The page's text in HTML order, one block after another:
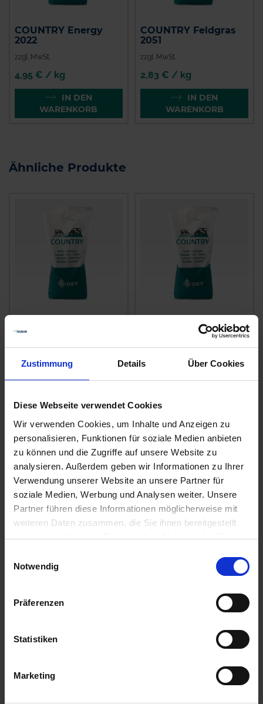
Zustimmung Details Über Cookies
Diese Webseite verwendet Cookies
Wir verwenden Cookies, um Inhalte und Anzeigen zu
personalisieren, Funktionen für soziale Medien anbieten
zu können und die Zugriffe auf unsere Website zu
analysieren. Außerdem geben wir Informationen zu Ihrer
Verwendung unserer Website an unsere Partner für
soziale Medien, Werbung und Analysen weiter. Unsere
Partner führen diese Informationen möglicherweise mit
weiteren Daten zusammen, die Sie ihnen bereitgestellt
haben oder die sie im Rahmen Ihrer Nutzung der Dienste
Notwendig
Präferenzen
Statistiken
Marketing
COUNTRY Energy
2022
zzgl. MwSt.
4,95 € / kg
IN DEN
WARENKORB
COUNTRY Feldgras
2051
zzgl. MwSt.
2,83 € / kg
IN DEN
WARENKORB
Ähnliche Produkte
2002
4,16 € / kg
WARENKORB
COUNTRY Energy
4,93 € / kg
2487 Organic
4,92 € / kg
WARENKORB
COUNTRY Grünland
WARENKORB